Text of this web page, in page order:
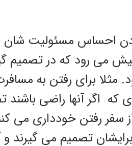
احساس مسئولیت شان
می رود که در
مثلا برای رفتن به
که اگر آنها راضی باشند
رفتن خودداری می
تصمیم می گیرند و